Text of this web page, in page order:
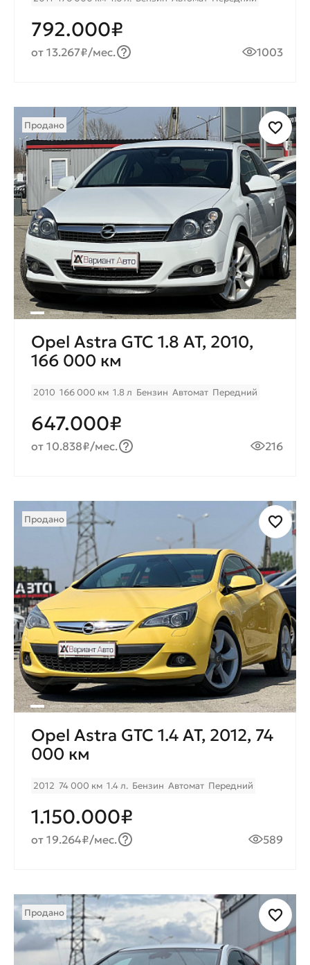
792.000₽
от 13.267₽/мес. 1003
Продано
Opel Astra GTC 1.8 AT, 2010,
166 000 км
2010 166 000 км 1.8 л Бензин Автомат Передний
647.000₽
от 10.838₽/мес. 216
Продано
Opel Astra GTC 1.4 AT, 2012, 74
000 км
2012 74 000 км 1.4 л. Бензин Автомат Передний
1.150.000₽
от 19.264₽/мес. 589
Продано